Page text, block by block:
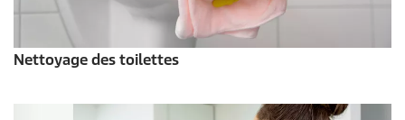
Nettoyage des toilettes